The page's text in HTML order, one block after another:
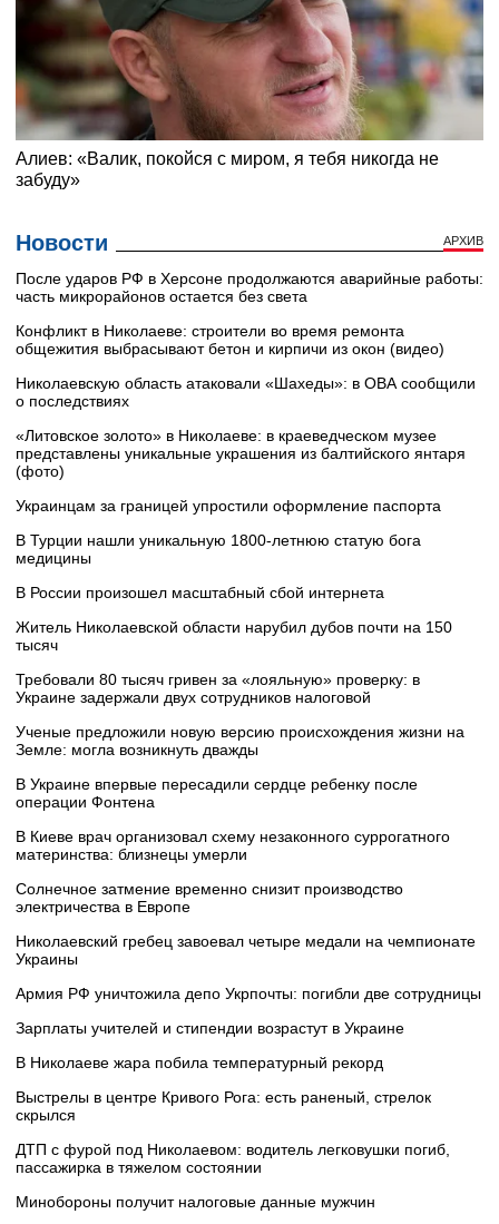
Новости АРХИВ
После ударов РФ в Херсоне продолжаются аварийные работы:
часть микрорайонов остается без света
Конфликт в Николаеве: строители во время ремонта
общежития выбрасывают бетон и кирпичи из окон (видео)
Николаевскую область атаковали «Шахеды»: в ОВА сообщили
о последствиях
«Литовское золото» в Николаеве: в краеведческом музее
представлены уникальные украшения из балтийского янтаря
(фото)
Украинцам за границей упростили оформление паспорта
В Турции нашли уникальную 1800-летнюю статую бога
медицины
В России произошел масштабный сбой интернета
Житель Николаевской области нарубил дубов почти на 150
тысяч
Требовали 80 тысяч гривен за «лояльную» проверку: в
Украине задержали двух сотрудников налоговой
Ученые предложили новую версию происхождения жизни на
Земле: могла возникнуть дважды
В Украине впервые пересадили сердце ребенку после
операции Фонтена
В Киеве врач организовал схему незаконного суррогатного
материнства: близнецы умерли
Солнечное затмение временно снизит производство
электричества в Европе
Николаевский гребец завоевал четыре медали на чемпионате
Украины
Армия РФ уничтожила депо Укрпочты: погибли две сотрудницы
Зарплаты учителей и стипендии возрастут в Украине
В Николаеве жара побила температурный рекорд
Выстрелы в центре Кривого Рога: есть раненый, стрелок
скрылся
ДТП с фурой под Николаевом: водитель легковушки погиб,
пассажирка в тяжелом состоянии
Минобороны получит налоговые данные мужчин